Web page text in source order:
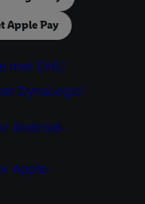
door het product
te plaatsen maar het
kunnen op
Lidl-
eindapparaten
e-mailadres en
waarover
toegewezen.
cookies en
vinden over de